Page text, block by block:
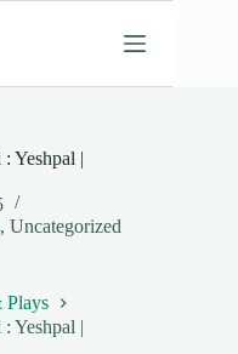
Yeshpal |
,Uncategorized
Plays
Yeshpal |